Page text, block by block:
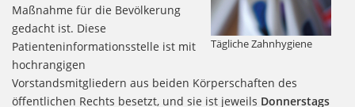
Tägliche Zahnhygiene
Maßnahme für die Bevölkerung
gedacht ist. Diese
Patienteninformationsstelle ist mit
hochrangigen
Vorstandsmitgliedern aus beiden Körperschaften des
öffentlichen Rechts besetzt, und sie ist jeweils Donnerstags